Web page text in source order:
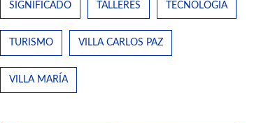
SIGNIFICADO TALLERES TECNOLOGÍA
TURISMO VILLA CARLOS PAZ
VILLA MARÍA